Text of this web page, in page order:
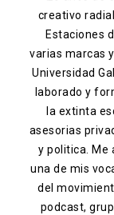
Anunciarse
Contacto
creativo
Estaciones
varias marcas
Universidad
laborado y
la extinta
asesorias
y politica. Me
una de mis
del
podcast,